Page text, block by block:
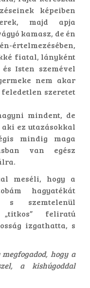
képeiben
majd apja
kamasz, de én
értelmezésében,
fiatal, lányként
Isten szemével
nem akar
szeretet
mindent, de
ez utazásokkal
mindig maga
van egész
meséli, hogy a
hagyatékát
s szemtelenül
„titkos” feliratú
izgathatta, s
hogy a
a kishúgoddal